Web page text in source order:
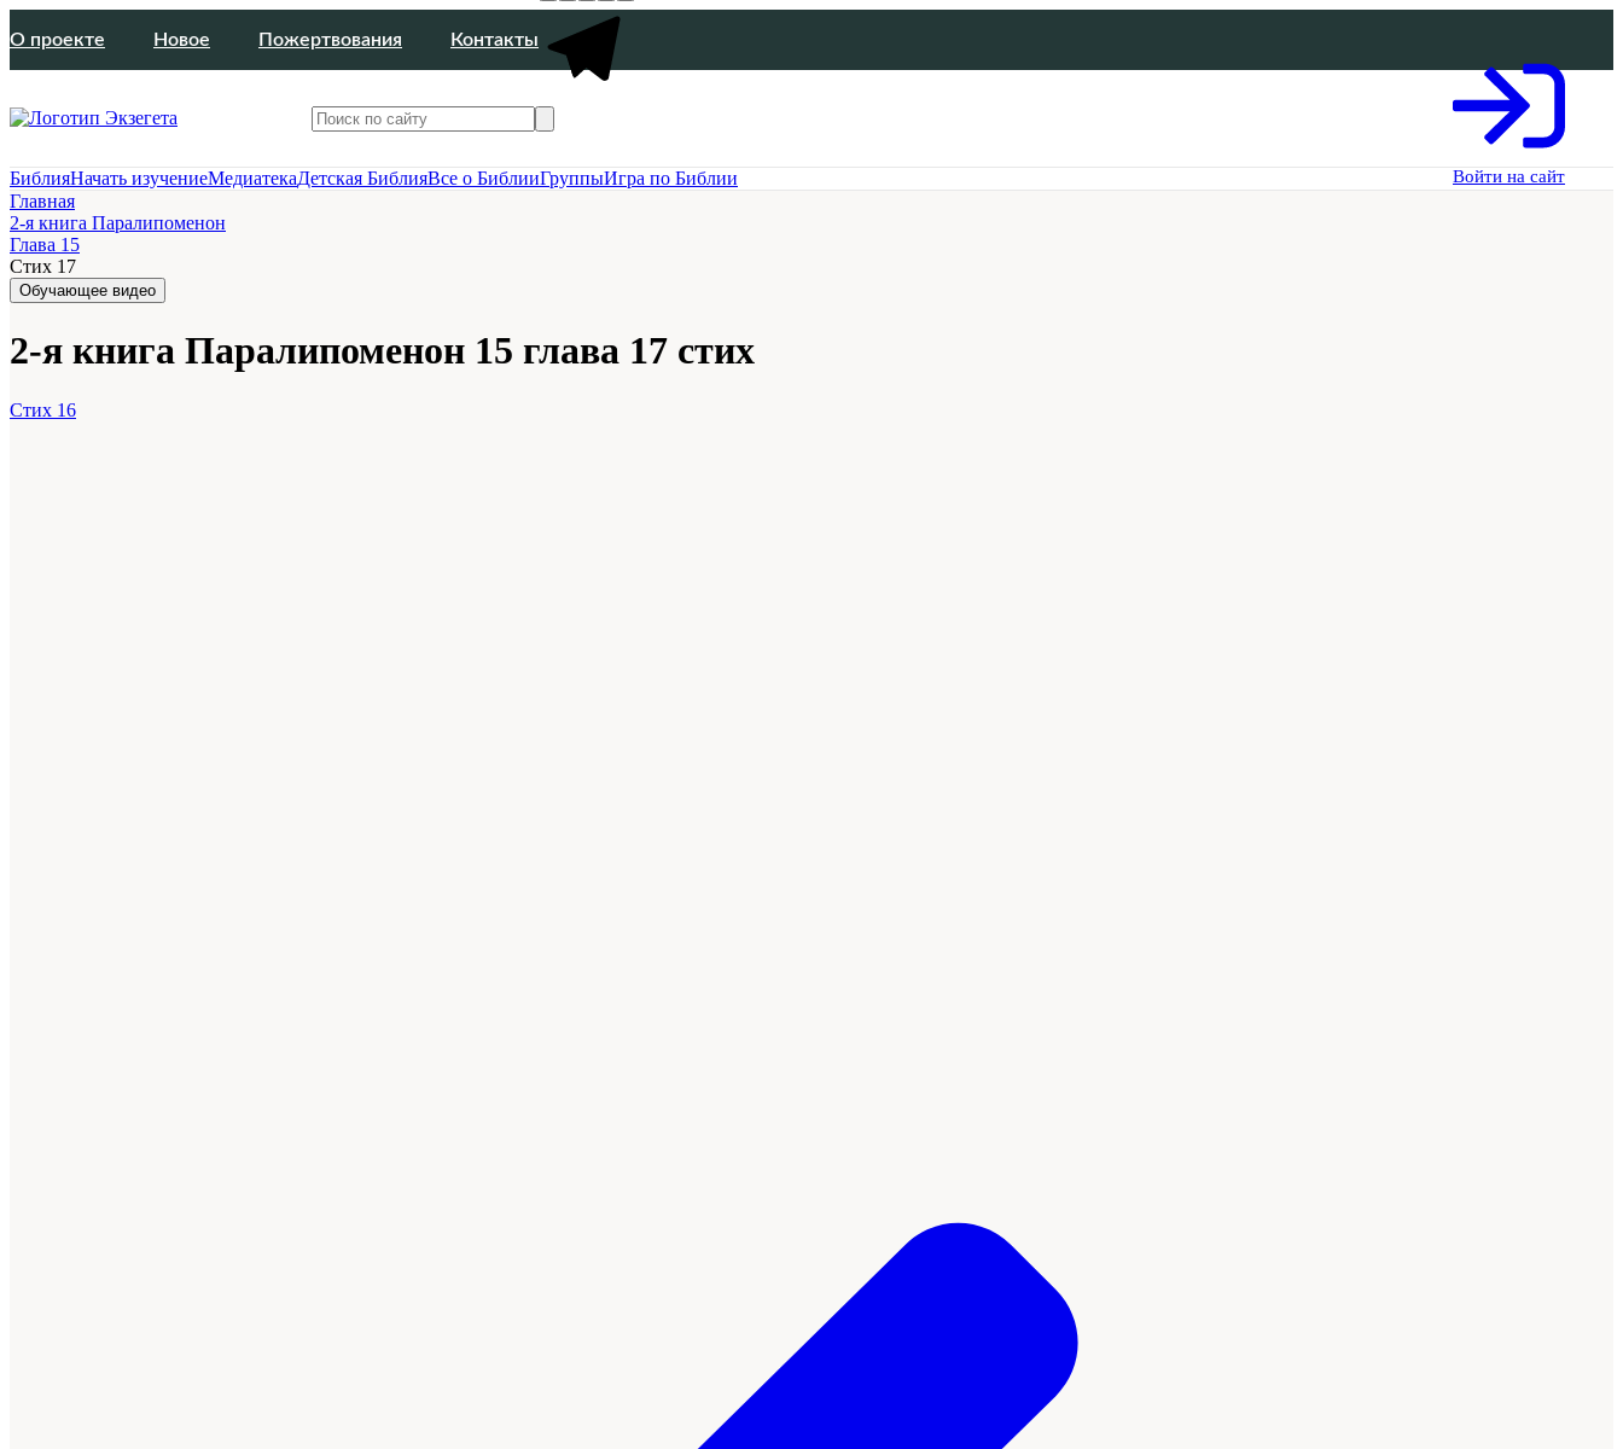
О проекте Новое Пожертвования Контакты
Войти на сайт
БиблияНачать изучениеМедиатекаДетская БиблияВсе о БиблииГруппыИгра по Библии
Главная
2-я книга Паралипоменон
Глава 15
Стих 17
Обучающее видео
2-я книга Паралипоменон 15 глава 17 стих
Стих 16